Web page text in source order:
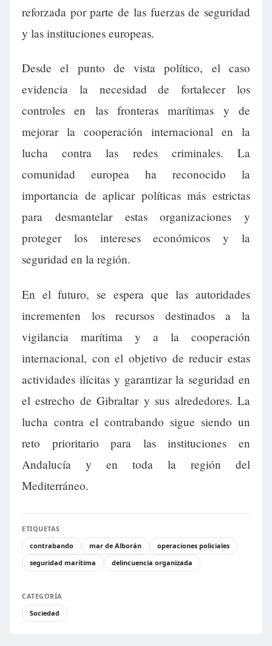
reforzada por parte de las fuerzas de seguridad
y las instituciones europeas.
Desde el punto de vista político, el caso
evidencia la necesidad de fortalecer los
controles en las fronteras marítimas y de
mejorar la cooperación internacional en la
lucha contra las redes criminales. La
comunidad europea ha reconocido la
importancia de aplicar políticas más estrictas
para desmantelar estas organizaciones y
proteger los intereses económicos y la
seguridad en la región.
En el futuro, se espera que las autoridades
incrementen los recursos destinados a la
vigilancia marítima y a la cooperación
internacional, con el objetivo de reducir estas
actividades ilícitas y garantizar la seguridad en
el estrecho de Gibraltar y sus alrededores. La
lucha contra el contrabando sigue siendo un
reto prioritario para las instituciones en
Andalucía y en toda la región del
Mediterráneo.
ETIQUETAS
contrabando
mar de Alborán
operaciones policiales
seguridad marítima
delincuencia organizada
CATEGORÍA
Sociedad